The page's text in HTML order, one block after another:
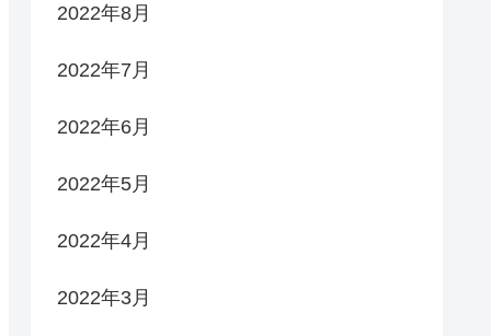
2022年8月
2022年7月
2022年6月
2022年5月
2022年4月
2022年3月